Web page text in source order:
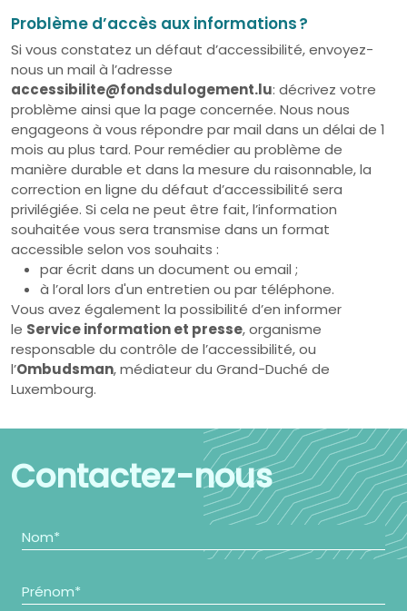
Problème d’accès aux informations ?
Si vous constatez un défaut d’accessibilité, envoyez-
nous un mail à l’adresse
accessibilite@fondsdulogement.lu: décrivez votre
problème ainsi que la page concernée. Nous nous
engageons à vous répondre par mail dans un délai de 1
mois au plus tard. Pour remédier au problème de
manière durable et dans la mesure du raisonnable, la
correction en ligne du défaut d’accessibilité sera
privilégiée. Si cela ne peut être fait, l’information
souhaitée vous sera transmise dans un format
accessible selon vos souhaits :
par écrit dans un document ou email ;
à l’oral lors d'un entretien ou par téléphone.
Vous avez également la possibilité d’en informer
le Service information et presse, organisme
responsable du contrôle de l’accessibilité, ou
l’Ombudsman, médiateur du Grand-Duché de
Luxembourg.
Contactez-nous